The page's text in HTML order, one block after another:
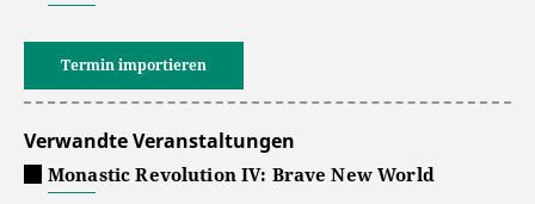
Termin importieren
Verwandte Veranstaltungen
Monastic Revolution IV: Brave New World